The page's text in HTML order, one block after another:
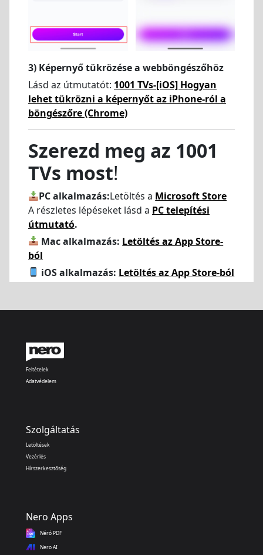
3) Képernyő tükrözése a webböngészőhöz
Lásd az útmutatót: 1001 TVs-[iOS] Hogyan
lehet tükrözni a képernyőt az iPhone-ról a
böngészőre (Chrome)
Szerezd meg az 1001
TVs most!
PC alkalmazás:Letöltés a Microsoft Store
A részletes lépéseket lásd a PC telepítési
útmutató.
Mac alkalmazás: Letöltés az App Store-
ból
iOS alkalmazás: Letöltés az App Store-ból
Feltételek
Adatvédelem
Szolgáltatás
Letöltések
Vezérlés
Hírszerkesztőség
Nero Apps
Néró PDF
Nero AI